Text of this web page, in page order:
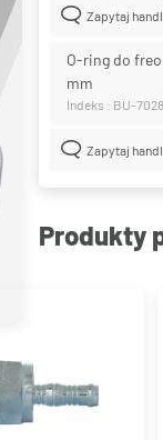
Zapytaj
O-ring do
mm
Indeks : BU-
Zapytaj
Produkty